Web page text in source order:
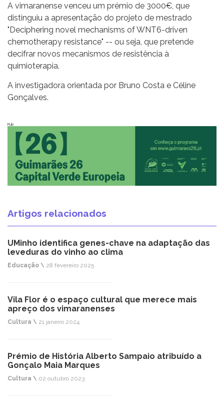
A vimaranense venceu um prémio de 3000€, que
distinguiu a apresentação do projeto de mestrado
"Deciphering novel mechanisms of WNT6-driven
chemotherapy resistance" -- ou seja, que pretende
decifrar novos mecanismos de resistência à
quimioterapia.
A investigadora orientada por Bruno Costa e Céline
Gonçalves.
Pub
Artigos relacionados
UMinho identifica genes-chave na adaptação das
leveduras do vinho ao clima
Educação \ 28 fevereiro 2025
Vila Flor é o espaço cultural que merece mais
apreço dos vimaranenses
Cultura \ 21 janeiro 2024
Prémio de História Alberto Sampaio atribuído a
Gonçalo Maia Marques
Cultura \ 02 outubro 2023